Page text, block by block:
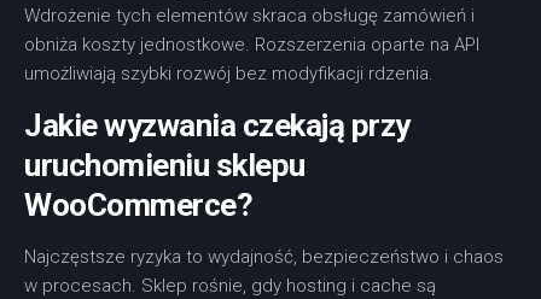
Wdrożenie tych elementów skraca obsługę zamówień i
obniża koszty jednostkowe. Rozszerzenia oparte na API
umożliwiają szybki rozwój bez modyfikacji rdzenia.
Jakie wyzwania czekają przy
uruchomieniu sklepu
WooCommerce?
Najczęstsze ryzyka to wydajność, bezpieczeństwo i chaos
w procesach. Sklep rośnie, gdy hosting i cache są